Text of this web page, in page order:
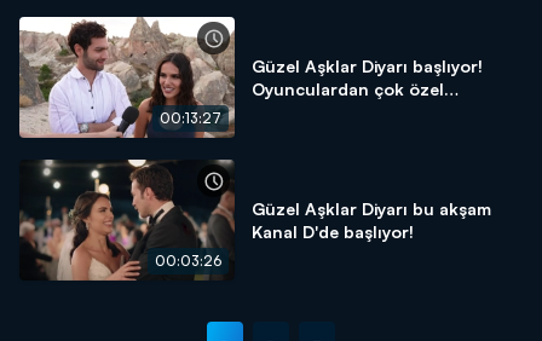
00:13:27
Güzel Aşklar Diyarı başlıyor!
Oyunculardan çok özel
00:03:26
Güzel Aşklar Diyarı bu akşam
Kanal D'de başlıyor!